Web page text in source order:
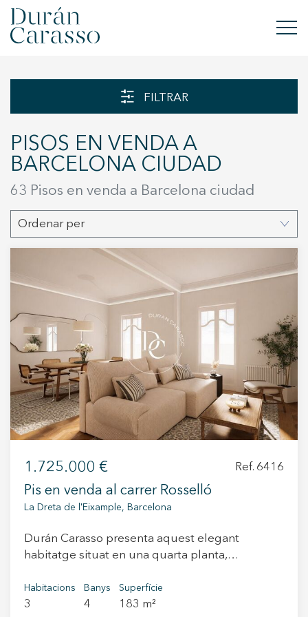
VENDRE
OBRA NOVA
INVERSIONS
CONTACTE
+34 935 178 067
ES CA EN
FILTRAR
PISOS EN VENDA A
BARCELONA CIUDAD
63 Pisos en venda a Barcelona ciudad
Ordenar per
1.725.000 € Ref. 6416
Pis en venda al carrer Rosselló
La Dreta de l'Eixample, Barcelona
Durán Carasso presenta aquest elegant
habitatge situat en una quarta planta,
la Dreta de l’Eixample. Una propietat que
combina l’essència de les finques senyorials
Habitacions
3
Banys
4
Superfície
183 m²